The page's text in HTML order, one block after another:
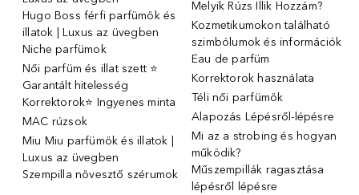
Hugo Boss férfi parfümök és
illatok | Luxus az üvegben
Niche parfümok
Női parfüm és illat szett ⭐
Garantált hitelesség
Korrektorok⭐ Ingyenes minta
MAC rúzsok
Miu Miu parfümök és illatok |
Luxus az üvegben
Szempilla növesztő szérumok
Melyik Rúzs Illik Hozzám?
Kozmetikumokon található
szimbólumok és információk
Eau de parfüm
Korrektorok használata
Téli női parfümök
Alapozás Lépésről-lépésre
Mi az a strobing és hogyan
működik?
Műszempillák ragasztása
lépésről lépésre